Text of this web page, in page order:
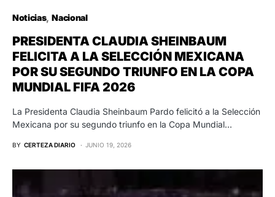
Noticias Nacional
PRESIDENTA CLAUDIA SHEINBAUM
FELICITA A LA SELECCIÓN MEXICANA
POR SU SEGUNDO TRIUNFO EN LA COPA
MUNDIAL FIFA 2026
La Presidenta Claudia Sheinbaum Pardo felicitó a la Selección
Mexicana por su segundo triunfo en la Copa Mundial…
BY CERTEZA DIARIO JUNIO 19, 2026